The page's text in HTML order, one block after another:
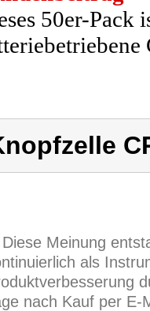
50er-Pack
Meinung
als
nach Kauf per E-